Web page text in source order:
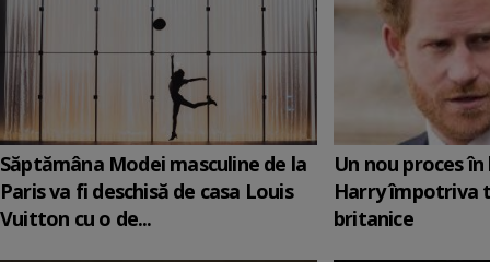
Săptămâna Modei masculine de la
Paris va fi deschisă de casa Louis
Vuitton cu o de...
Un nou proces
Harry împotriva
britanice